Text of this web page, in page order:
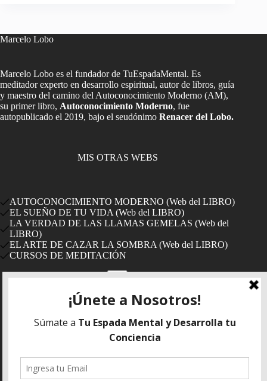
Marcelo Lobo
Marcelo Lobo es el fundador de TuEspadaMental. Es
meditador experto en desarrollo espiritual, autor de libros, guía
y maestro del camino del Autoconocimiento Moderno (AM),
su primer libro, Autoconocimiento Moderno, fue
autopublicado el 2019, bajo el seudónimo Renacer del Lobo.
MIS OTRAS WEBS
AUTOCONOCIMIENTO MODERNO (Web del LIBRO)
EL SUEÑO DE TU VIDA (Web del LIBRO)
LA VERDAD DE LAS LLAMAS GEMELAS (Web del
LIBRO)
EL ARTE DE CAZAR LA SOMBRA (Web del LIBRO)
CURSOS DE MEDITACIÓN